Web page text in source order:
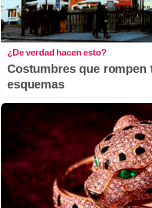
¿De verdad hacen esto?
Costumbres que rompen
esquemas